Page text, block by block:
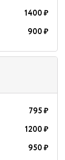
1400₽
900₽
795₽
1200₽
950₽